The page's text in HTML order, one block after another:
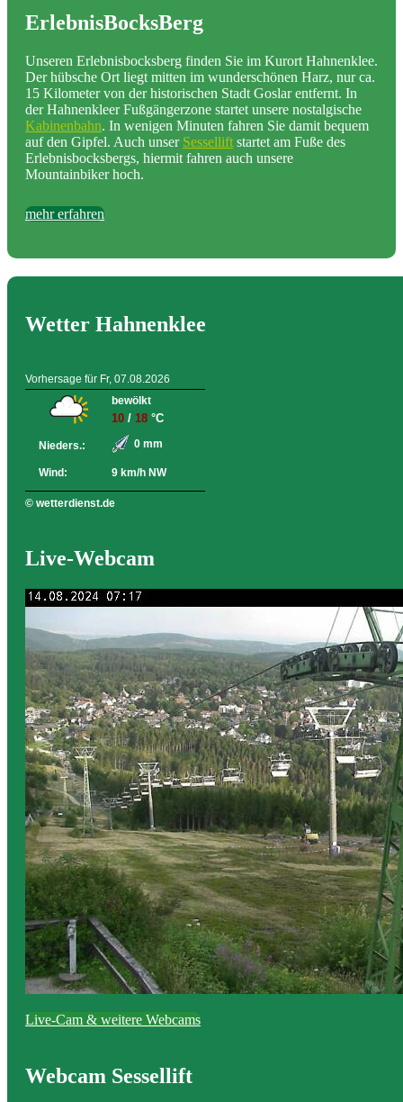
ErlebnisBocksBerg
Unseren Erlebnisbocksberg finden Sie im Kurort Hahnenklee.
Der hübsche Ort liegt mitten im wunderschönen Harz, nur ca.
15 Kilometer von der historischen Stadt Goslar entfernt. In
der Hahnenkleer Fußgängerzone startet unsere nostalgische
Kabinenbahn. In wenigen Minuten fahren Sie damit bequem
auf den Gipfel. Auch unser Sessellift startet am Fuße des
Erlebnisbocksbergs, hiermit fahren auch unsere
Mountainbiker hoch.
mehr erfahren
Wetter Hahnenklee
Vorhersage für Fr, 07.08.2026
bewölkt
10 / 18 °C
Nieders.: 0 mm
Wind: 9 km/h NW
© wetterdienst.de
Live-Webcam
Live-Cam & weitere Webcams
Webcam Sessellift